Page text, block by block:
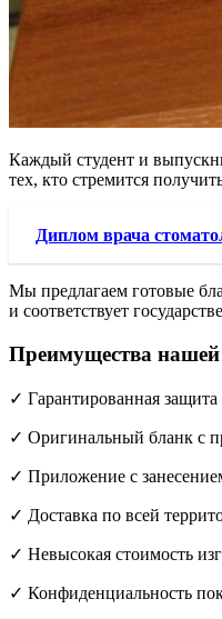
Каждый студент и
тех, кто стремится
Диплом врача
Мы предлагаем готовые
и соответствует
Преимущества
✓ Гарантированная защита
✓ Оригинальный бланк с
✓ Приложение с
✓ Доставка по всей
✓ Невысокая стоимость
✓ Конфиденциальность